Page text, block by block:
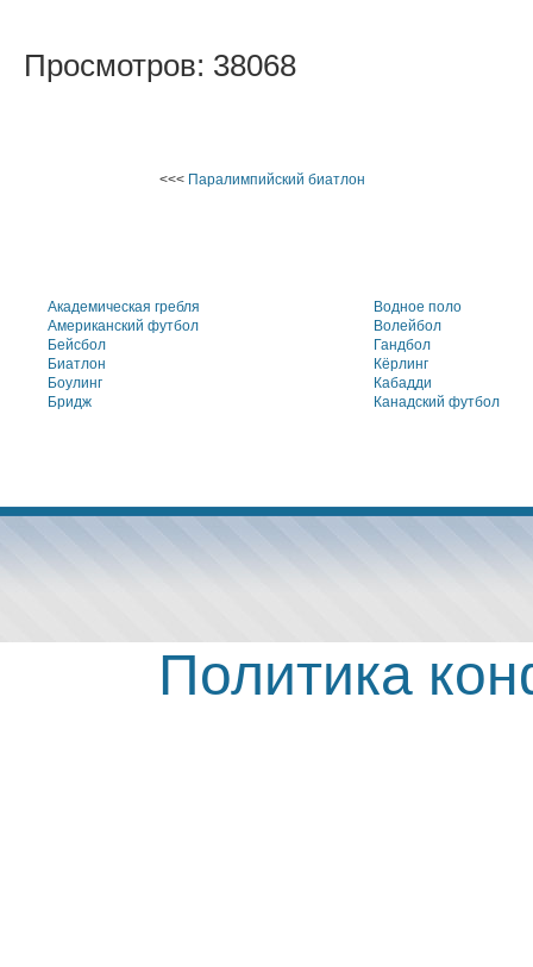
Просмотров: 38068
<<< Паралимпийский биатлон
Академическая гребля
Американский футбол
Бейсбол
Биатлон
Боулинг
Бридж
Водное поло
Волейбол
Гандбол
Кёрлинг
Кабадди
Канадский футбол
Политика